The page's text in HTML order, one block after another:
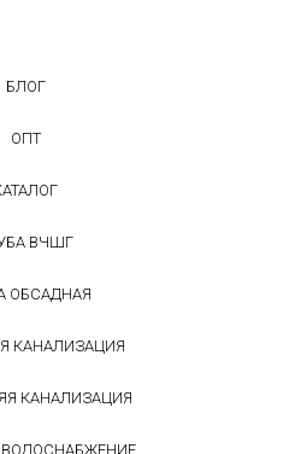
БЛОГ
ОПТ
ВЧШГ
ОБСАДНАЯ
КАНАЛИЗАЦИЯ
КАНАЛИЗАЦИЯ